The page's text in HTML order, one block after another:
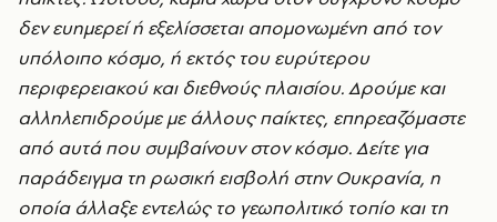
δεν ευημερεί ή εξελίσσεται απομονωμένη από τον
υπόλοιπο κόσμο, ή εκτός του ευρύτερου
περιφερειακού και διεθνούς πλαισίου. Δρούμε και
αλληλεπιδρούμε με άλλους παίκτες, επηρεαζόμαστε
από αυτά που συμβαίνουν στον κόσμο. Δείτε για
παράδειγμα τη ρωσική εισβολή στην Ουκρανία, η
οποία άλλαξε εντελώς το γεωπολιτικό τοπίο και τη